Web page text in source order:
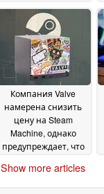
29 June 2026
Компания Valve
намерена снизить
цену на Steam
Machine, однако
предупреждает, что
сохранится27 June 2026
Show more articles